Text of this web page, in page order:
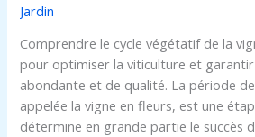
Jardin
Comprendre le cycle végétatif de la
pour optimiser la viticulture et
abondante et de qualité. La période
appelée la vigne en fleurs, est une
détermine en grande partie le succès